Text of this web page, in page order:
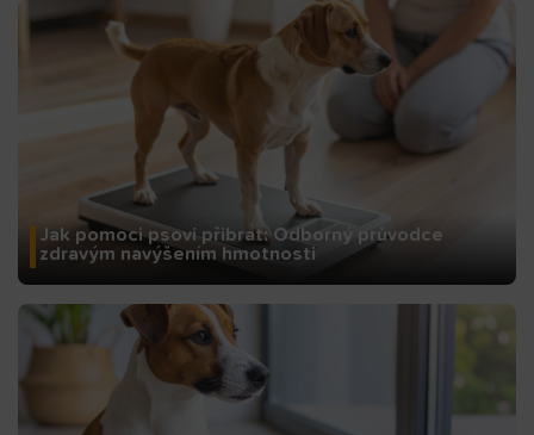
Jak pomoci psovi přibrat: Odborný průvodce
zdravým navýšením hmotnosti